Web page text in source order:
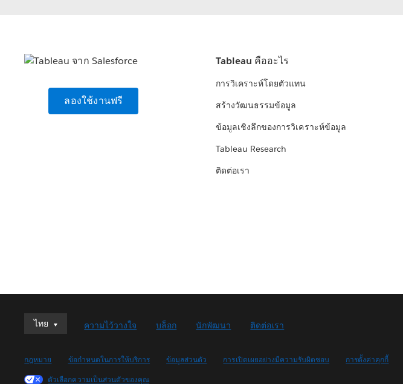
ลองใช้งานฟรี
Tableau คืออะไร
การวิเคราะห์โดยตัวแทน
สร้างวัฒนธรรมข้อมูล
ข้อมูลเชิงลึกของการวิเคราะห์ข้อมูล
Tableau Research
ติดต่อเรา
ไทย
ไทย
English (UK)
English (US)
ความไว้วางใจ บล็อก นักพัฒนา ติดต่อเรา
กฎหมาย ข้อกำหนดในการให้บริการ ข้อมูลส่วนตัว การเปิดเผยอย่างมีความรับผิดชอบ
การตั้งค่าคุกกี้
ตัวเลือกความเป็นส่วนตัวของคุณ